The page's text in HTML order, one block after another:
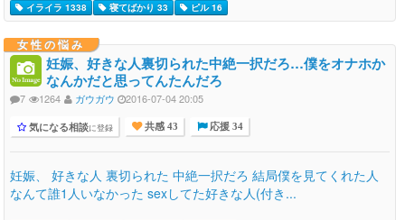
イライラ 1338 寝てばかり 33 ピル 16
女性の悩み
妊娠、好きな人裏切られた中絶一択だろ…僕をオナホか
なんかだと思ってんたんだろ
7 1264 ガウガウ 2016-07-04 20:05
気になる相談に登録 共感 43 応援 34
妊娠、 好きな人 裏切られた 中絶一択だろ 結局僕を見てくれた人
なんて誰1人いなかった sexしてた好きな人(付き...